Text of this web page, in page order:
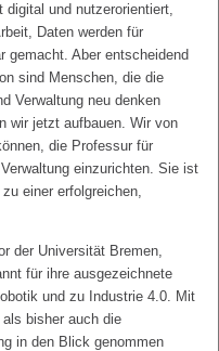
digital und nutzerorientiert,
Daten werden für
gemacht. Aber entscheidend
sind Menschen, die die
Verwaltung neu denken
wir jetzt aufbauen. Wir von
die Professur für
einzurichten. Sie ist
einer erfolgreichen,
der Universität Bremen,
für ihre ausgezeichnete
und zu Industrie 4.0. Mit
bisher auch die
in den Blick genommen